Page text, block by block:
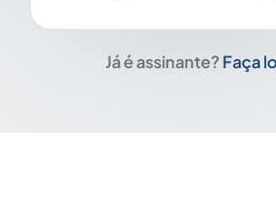
Já é assinante? Faça